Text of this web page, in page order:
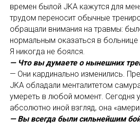
времен былой JKA кажутся для
трудом переносит обычные
обращали внимания на травмы:
нормальным оказаться в больнице
Я никогда не боялся.
— Что вы думаете о нынешних
— Они кардинально изменились.
JKA обладали менталитетом
умереть в любой момент. Сегодня
абсолютно иной взгляд, она
— Вы всегда были сильнейшим